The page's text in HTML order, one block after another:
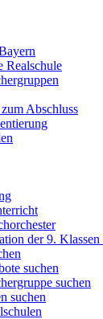
Realschule
Abschluss
der 9.
suchen
suchen
suchen